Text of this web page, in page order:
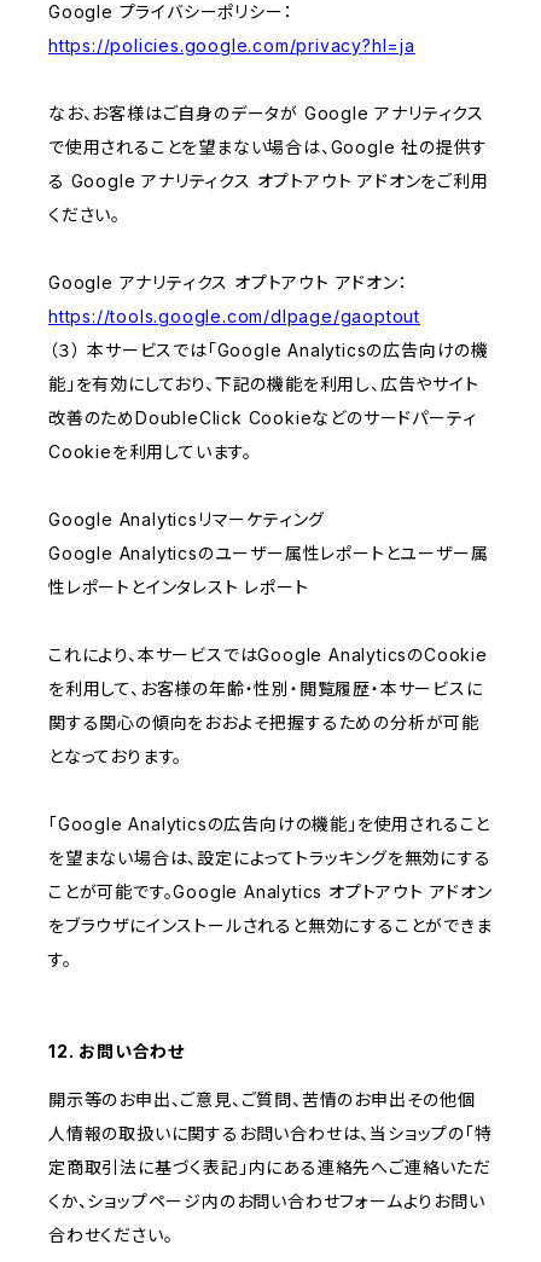
Google プライバシーポリシー：
https://policies.google.com/privacy?hl=ja
なお、お客様はご自身のデータが Google アナリティクス
で使用されることを望まない場合は、Google 社の提供す
る Google アナリティクス オプトアウト アドオンをご利用
ください。
Google アナリティクス オプトアウト アドオン：
https://tools.google.com/dlpage/gaoptout
（３） 本サービスでは「Google Analyticsの広告向けの機
能」を有効にしており、下記の機能を利用し、広告やサイト
改善のためDoubleClick Cookieなどのサードパーティ
Cookieを利用しています。
Google Analyticsリマーケティング
Google Analyticsのユーザー属性レポートとユーザー属
性レポートとインタレスト レポート
これにより、本サービスではGoogle AnalyticsのCookie
を利用して、お客様の年齢・性別・閲覧履歴・本サービスに
関する関心の傾向をおおよそ把握するための分析が可能
となっております。
「Google Analyticsの広告向けの機能」を使用されること
を望まない場合は、設定によってトラッキングを無効にする
ことが可能です。Google Analytics オプトアウト アドオン
をブラウザにインストールされると無効にすることができま
す。
12. お問い合わせ
開示等のお申出、ご意見、ご質問、苦情のお申出その他個
人情報の取扱いに関するお問い合わせは、当ショップの「特
定商取引法に基づく表記」内にある連絡先へご連絡いただ
くか、ショップページ内のお問い合わせフォームよりお問い
合わせください。